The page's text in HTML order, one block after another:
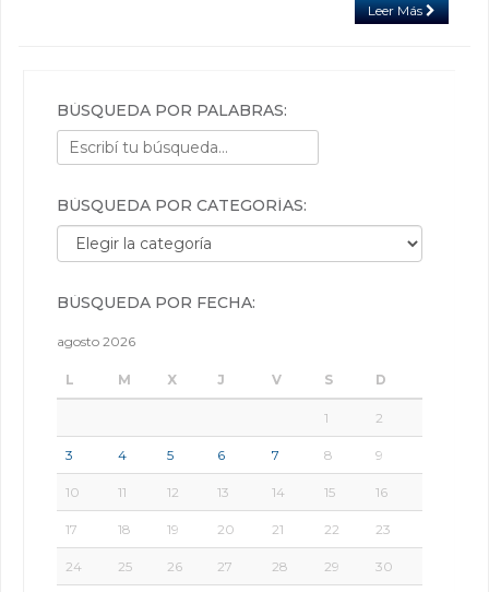
Leer Más
BÚSQUEDA POR PALABRAS:
BÚSQUEDA POR CATEGORÍAS:
Búsqueda por categorías:
BÚSQUEDA POR FECHA:
agosto 2026
L M X J V S D
1 2
3 4 5 6 7 8 9
10 11 12 13 14 15 16
17 18 19 20 21 22 23
24 25 26 27 28 29 30